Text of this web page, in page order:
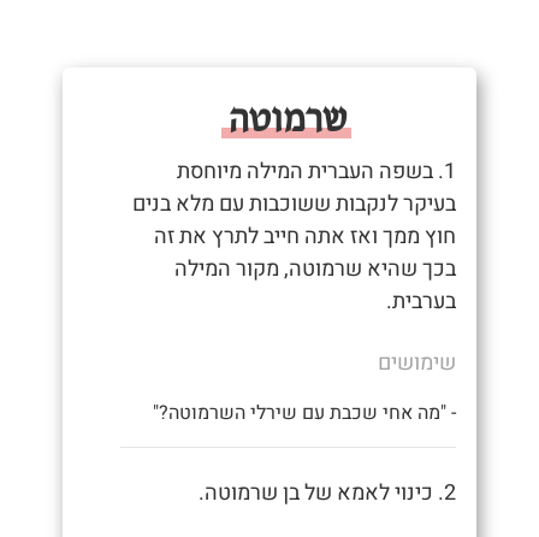
שרמוטה
1. בשפה העברית המילה מיוחסת
בעיקר לנקבות ששוכבות עם מלא בנים
חוץ ממך ואז אתה חייב לתרץ את זה
בכך שהיא שרמוטה, מקור המילה
בערבית.
שימושים
- "מה אחי שכבת עם שירלי השרמוטה?"
2. כינוי לאמא של בן שרמוטה.